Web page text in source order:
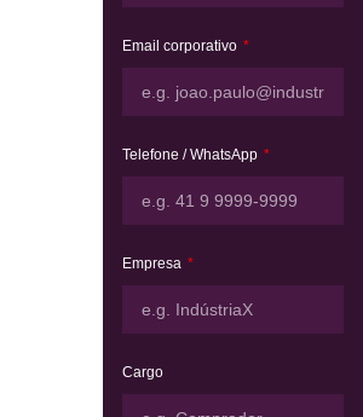
Email corporativo
Telefone / WhatsApp
Empresa
Cargo